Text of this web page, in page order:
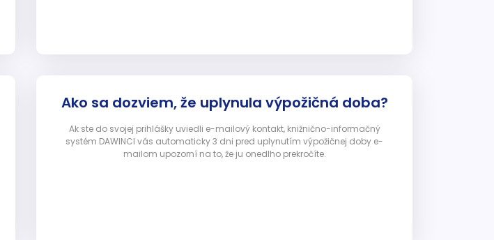
Ako sa dozviem, že uplynula výpožičná doba?
Ak ste do svojej prihlášky uviedli e-mailový kontakt, knižnično-informačný
systém DAWINCI vás automaticky 3 dni pred uplynutím výpožičnej doby e-
mailom upozorní na to, že ju onedlho prekročíte.